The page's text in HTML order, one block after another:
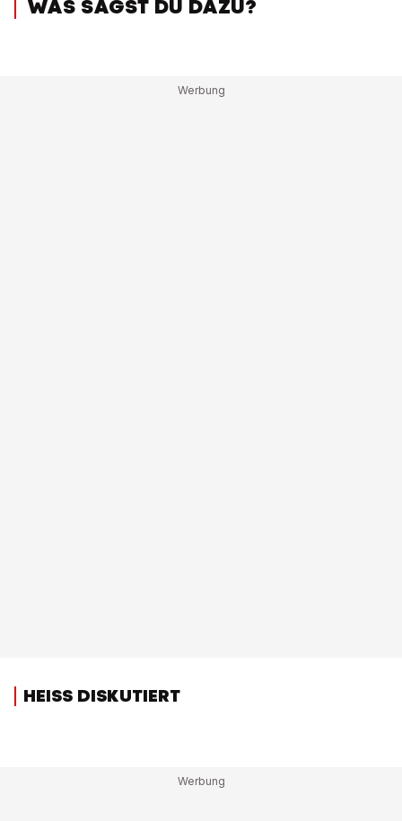
WAS SAGST DU DAZU?
HEISS DISKUTIERT